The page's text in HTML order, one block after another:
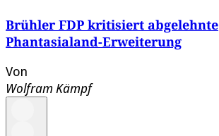
Brühler FDP kritisiert abgelehnte
Phantasialand-Erweiterung
Von
Wolfram Kämpf